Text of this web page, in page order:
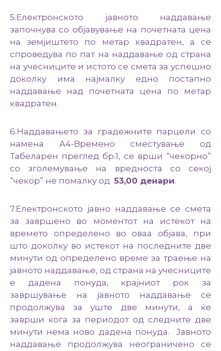
5.Електронското јавното наддавање
започнува со објавување на почетната цена
на земјиштето по метар квадратен, а се
спроведува по пат на наддавање од страна
на учесниците и истото се смета за успешно
доколку има најмалку едно постапно
наддавање над почетната цена по метар
квадратен.
6.Наддавањето за градежните парцели со
намена А4-Времено сместување од
Табеларен преглед бр.1, се врши “чекорно”
со зголемување на вредноста со секој
“чекор” не помалку од 53,00 денари.
7.Електронското јавно наддавање се смета
за завршено во моментот на истекот на
времето определено во оваа објава, при
што доколку во истекот на последните две
минути од определено време за траење на
јавното наддавање, од страна на учесниците
е дадена понуда, крајниот рок за
завршување на јавното наддавање се
продолжува за уште две минути, а ќе
заврши кога за периодот од следните две
минути нема ново дадена понуда. Јавното
наддавање продолжува неограничено се